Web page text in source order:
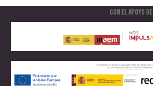
Con el apoyo de